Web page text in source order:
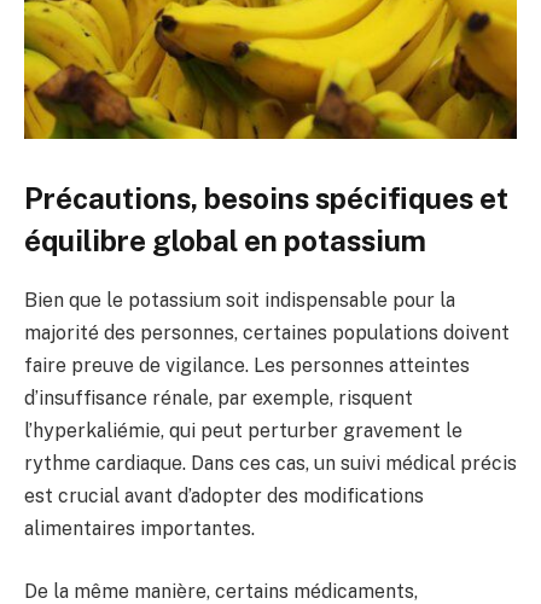
Précautions, besoins spécifiques et
équilibre global en potassium
Bien que le potassium soit indispensable pour la
majorité des personnes, certaines populations doivent
faire preuve de vigilance. Les personnes atteintes
d’insuffisance rénale, par exemple, risquent
l’hyperkaliémie, qui peut perturber gravement le
rythme cardiaque. Dans ces cas, un suivi médical précis
est crucial avant d’adopter des modifications
alimentaires importantes.
De la même manière, certains médicaments,